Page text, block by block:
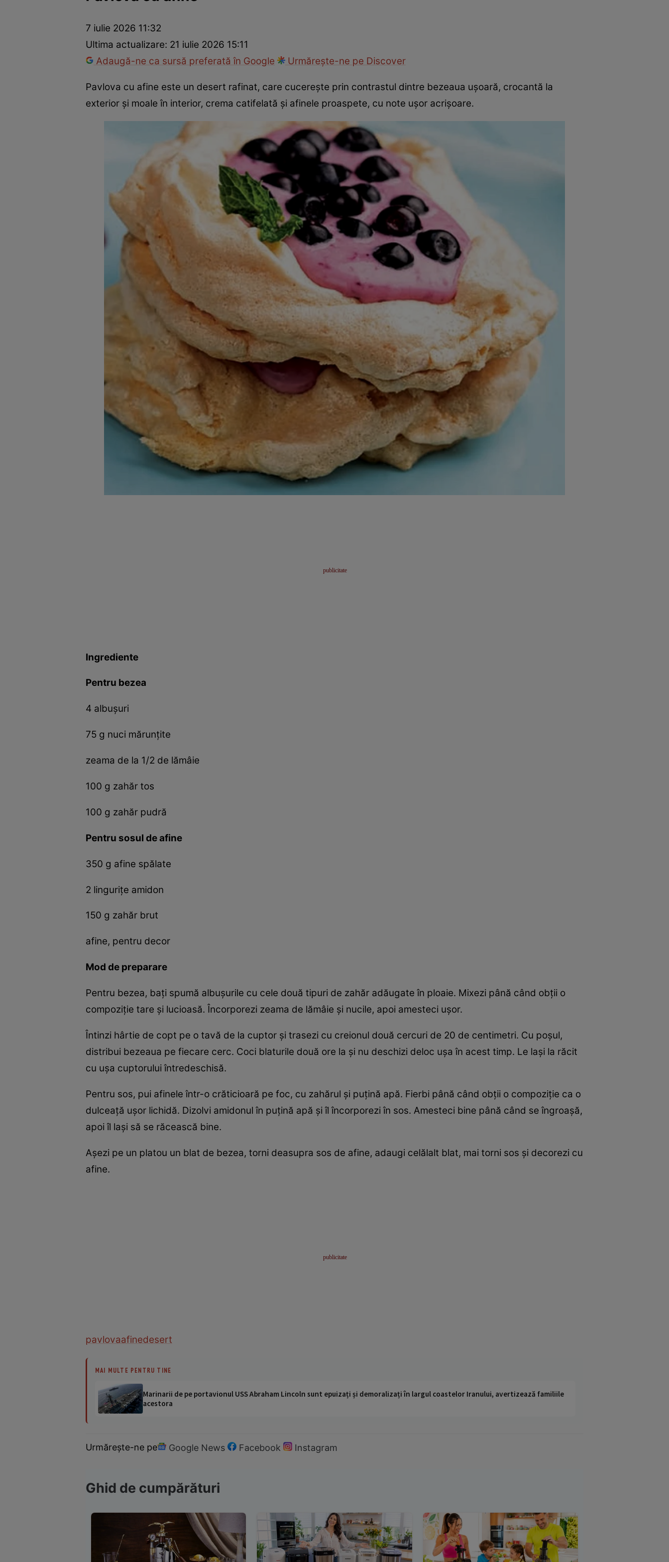
Mâncăruri rapideRețete cu legume
7 iulie 2026 11:32
Ultima actualizare: 21 iulie 2026 15:11
Adaugă-ne ca sursă preferată în Google
Urmărește-ne pe Discover
Pavlova cu afine este un desert rafinat, care cucerește prin contrastul dintre bezeaua ușoară, crocantă la
exterior și moale în interior, crema catifelată și afinele proaspete, cu note ușor acrișoare.
Ingrediente
Pentru bezea
4 albușuri
75 g nuci mărunțite
zeama de la 1/2 de lămâie
100 g zahăr tos
100 g zahăr pudră
Pentru sosul de afine
350 g afine spălate
2 lingurițe amidon
150 g zahăr brut
afine, pentru decor
Mod de preparare
Pentru bezea, bați spumă albușurile cu cele două tipuri de zahăr adăugate în ploaie. Mixezi până când obții o
compoziție tare și lucioasă. Încorporezi zeama de lămâie și nucile, apoi amesteci ușor.
Întinzi hârtie de copt pe o tavă de la cuptor și trasezi cu creionul două cercuri de 20 de centimetri. Cu poșul,
distribui bezeaua pe fiecare cerc. Coci blaturile două ore la și nu deschizi deloc ușa în acest timp. Le lași la răcit
cu ușa cuptorului întredeschisă.
Pentru sos, pui afinele într-o crăticioară pe foc, cu zahărul și puțină apă. Fierbi până când obții o compoziție ca o
dulceață ușor lichidă. Dizolvi amidonul în puțină apă și îl încorporezi în sos. Amesteci bine până când se îngroașă,
apoi îl lași să se răcească bine.
Așezi pe un platou un blat de bezea, torni deasupra sos de afine, adaugi celălalt blat, mai torni sos și decorezi cu
afine.
pavlovaafinedesert
MAI MULTE PENTRU TINE
Marinarii de pe portavionul USS Abraham Lincoln sunt epuizați și demoralizați în largul coastelor Iranului, avertizează familiile
acestora
Urmărește-ne pe Google News Facebook Instagram
Ghid de cumpărături